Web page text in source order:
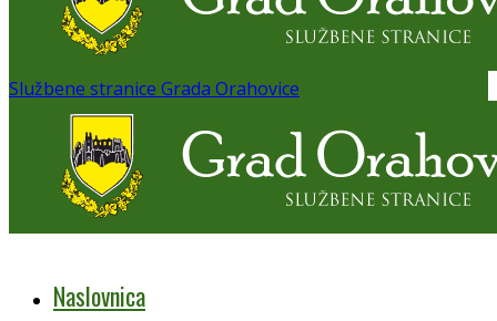
Službene stranice Grada Orahovice
Naslovnica